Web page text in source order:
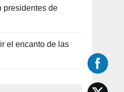
presidentes de
el encanto de las